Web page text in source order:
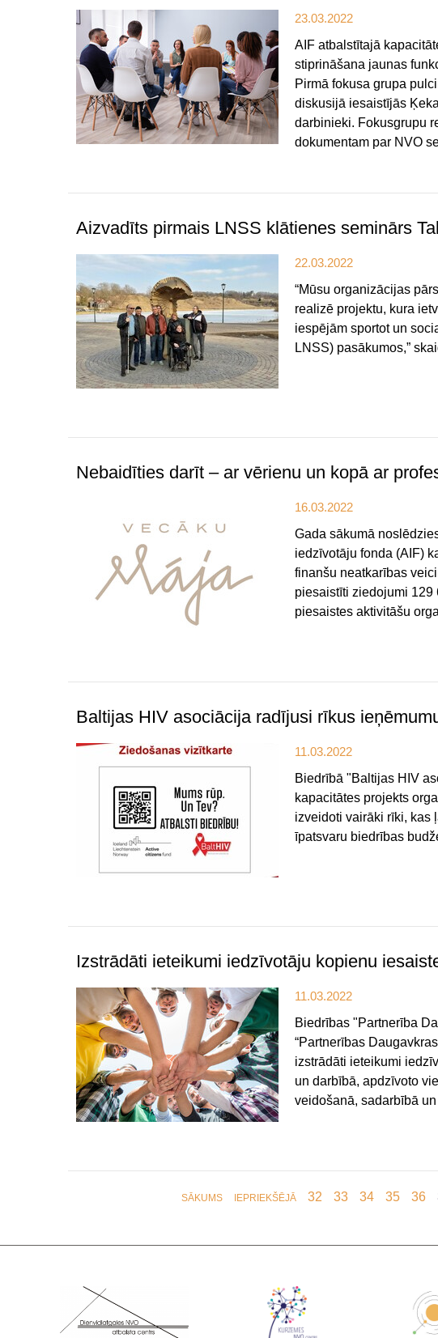
23.03.2022
AIF atbalstītajā
stiprināšana jaunas
Pirmā fokusa grupa
diskusijā iesaistījās
darbinieki. Fokusgrupu
dokumentam par NVO
Aizvadīts pirmais LNSS klātienes seminārs
22.03.2022
“Mūsu organizācijas
realizē projektu, kura
iespējām sportot un
LNSS) pasākumos,”
Nebaidīties darīt – ar vērienu un kopā ar
16.03.2022
Gada sākumā
iedzīvotāju fonda (AIF)
finanšu neatkarības
piesaistīti ziedojumi 129
piesaistes aktivitāšu
Baltijas HIV asociācija radījusi rīkus
11.03.2022
Biedrībā "Baltijas HIV
kapacitātes projekts
izveidoti vairāki rīki, kas
īpatsvaru biedrības
Izstrādāti ieteikumi iedzīvotāju kopienu
11.03.2022
Biedrības "Partnerība
“Partnerības
izstrādāti ieteikumi
un darbībā, apdzīvoto
veidošanā, sadarbībā
SĀKUMS IEPRIEKŠĒJĀ 32 33 34 35 36